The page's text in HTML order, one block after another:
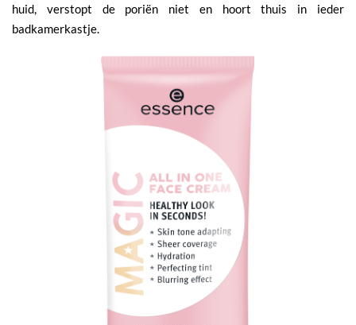
huid, verstopt de poriën niet en hoort thuis in ieder
badkamerkastje.